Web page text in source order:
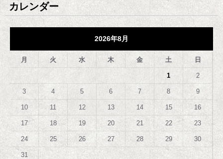
カレンダー
2026年8月
月 火 水 木 金 土 日
1 2
3 4 5 6 7 8 9
10 11 12 13 14 15 16
17 18 19 20 21 22 23
24 25 26 27 28 29 30
31